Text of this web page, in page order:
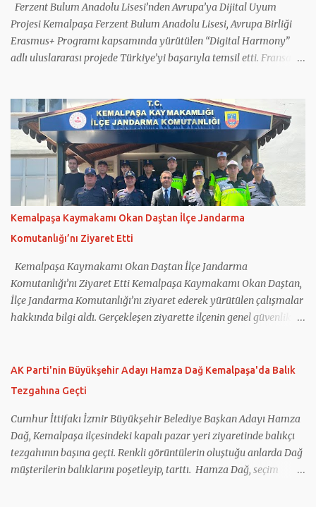
Ferzent Bulum Anadolu Lisesi’nden Avrupa’ya Dijital Uyum
Projesi Kemalpaşa Ferzent Bulum Anadolu Lisesi, Avrupa Birliği
Erasmus+ Programı kapsamında yürütülen “Digital Harmony”
adlı uluslararası projede Türkiye’yi başarıyla temsil etti. Fransa
kurumları katıldı. Projede gençlerin dijital okuryazarlık
becerilerinin geliştirilmesi, sosyal medyanın bilinçli kullanımı,
dijital güvenlik ve ruh sağlığı konularında farkındalık
oluşturulması hedeflendi. Çalışmalar kapsamında öğretmen ve
öğrencilerin kullanımına yönelik eğitim materyalleri
hazırlanırken, sağlıklı teknoloji kullanımını destekleyen Digital
Harmony App adlı mobil uygulama da geliştirildi. Projenin
internet sitesinin hazırlanması ve güncel tutulması görevini
üstlenen Kemalpaşa Ferzent Bulum Anadolu Lisesi, proje
sonuçlarını ilçede düzenlenen tanıtım toplantısında paylaştı.
Okulun projedeki çalışmaları, ö...
Kemalpaşa Kaymakamı Okan Daştan İlçe Jandarma
Komutanlığı’nı Ziyaret Etti
Kemalpaşa Kaymakamı Okan Daştan İlçe Jandarma
Komutanlığı’nı Ziyaret Etti Kemalpaşa Kaymakamı Okan Daştan,
İlçe Jandarma Komutanlığı’nı ziyaret ederek yürütülen çalışmalar
hakkında bilgi aldı. Gerçekleşen ziyarette ilçenin genel güvenlik
Mehmet Önder Ortoğlu, İlçe Jandarma Komutanlığı’nın
faaliyetleri hakkında Kaymakam Daştan’a bilgi verdi. Jandarma
vatandaşların huzur ve güvenliği için gece gündüz fedakârca
görev yapan tüm personele teşekkür ederek çalışmalarında
başarılar diledi.
AK Parti'nin Büyükşehir Adayı Hamza Dağ Kemalpaşa'da Balık
Tezgahına Geçti
Cumhur İttifakı İzmir Büyükşehir Belediye Başkan Adayı Hamza
Dağ, Kemalpaşa ilçesindeki kapalı pazar yeri ziyaretinde balıkçı
tezgahının başına geçti. Renkli görüntülerin oluştuğu anlarda Dağ
müşterilerin balıklarını poşetleyip, tarttı. Hamza Dağ, seçim